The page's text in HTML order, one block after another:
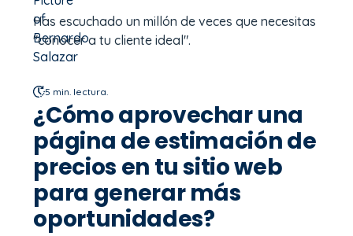
Has escuchado un millón de veces que necesitas
"conocer a tu cliente ideal".
5 min. lectura.
¿Cómo aprovechar una
página de estimación de
precios en tu sitio web
para generar más
oportunidades?